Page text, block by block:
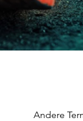
Andere